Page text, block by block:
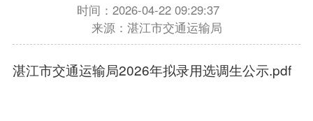
时间：2026-04-22 09:29:37
来源：湛江市交通运输局
湛江市交通运输局2026年拟录用选调生公示.pdf